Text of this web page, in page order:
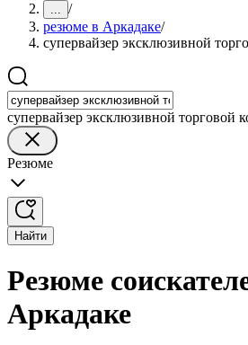
... /
резюме в Аркадаке/
супервайзер эксклюзивной
супервайзер эксклюзивной торговой
Резюме
Найти
Резюме
Аркадаке